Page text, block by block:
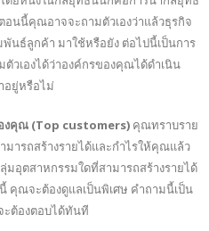
นนี้คุณอาจจะถามตัวเองว่าแล้วธุรกิจ
นธ์ลูกค้า มาใช้หรือยัง ต่อไปนี้เป็นการ
วเองได้ว่าองค์กรของคุณได้ดำเนิน
อยู่หรือไม่
งคุณ (Top customers) คุณทราบราย
ารถสร้างรายได้และกำไรให้คุณแล้ว
อุตสาหกรรมใดที่สามารถสร้างรายได้
คุณจะต้องดูแลเป็นพิเศษ คำถามนี้เป็น
ต้องตอบได้ทันที